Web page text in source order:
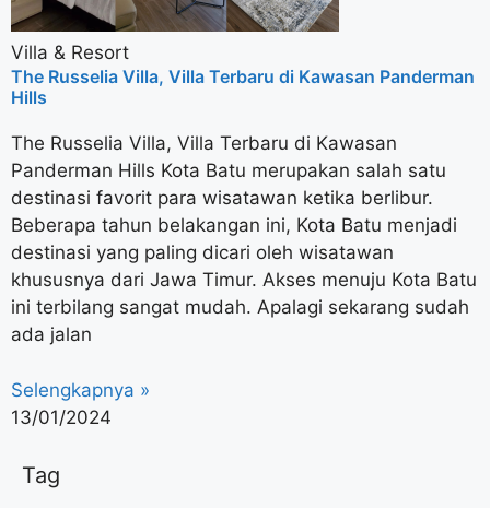
Villa & Resort
The Russelia Villa, Villa Terbaru di Kawasan Panderman
Hills
The Russelia Villa, Villa Terbaru di Kawasan
Panderman Hills Kota Batu merupakan salah satu
destinasi favorit para wisatawan ketika berlibur.
Beberapa tahun belakangan ini, Kota Batu menjadi
destinasi yang paling dicari oleh wisatawan
khususnya dari Jawa Timur. Akses menuju Kota Batu
ini terbilang sangat mudah. Apalagi sekarang sudah
ada jalan
Selengkapnya »
13/01/2024
Tag